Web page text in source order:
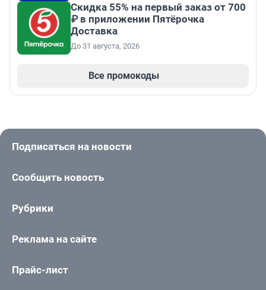
Скидка 55% на первый заказ от 700
₽ в приложении Пятёрочка
Доставка
До 31 августа, 2026
Все промокоды
Подписаться на новости
Сообщить новость
Рубрики
Реклама на сайте
Прайс-лист